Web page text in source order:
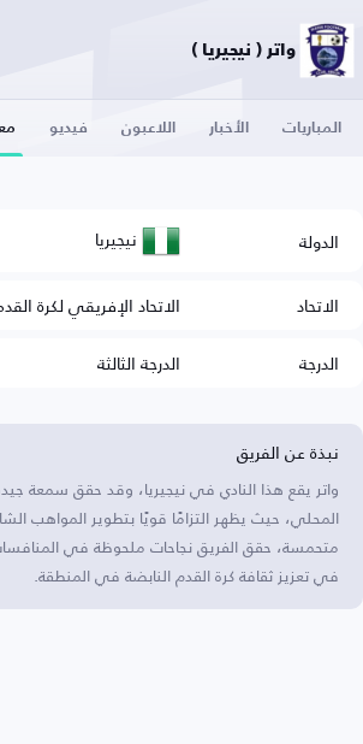
واتر ( نيجيريا )
المباريات الأخبار اللاعبون فيديو
الدولة نيجيريا
الاتحاد
الاتحاد الإفريقي لكرة
الدرجة
الدرجة الثالثة
نبذة عن الفريق
واتر يقع هذا النادي في نيجيريا، وقد حقق سمعة
المحلي، حيث يظهر التزامًا قويًا بتطوير المواهب
متحمسة، حقق الفريق نجاحات ملحوظة في
في تعزيز ثقافة كرة القدم النابضة في المنطقة.